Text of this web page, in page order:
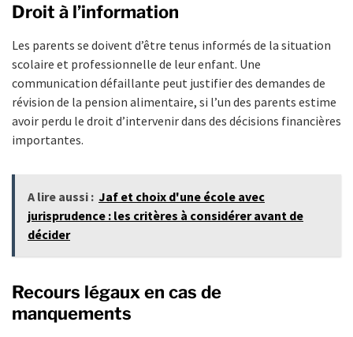
Droit à l’information
Les parents se doivent d’être tenus informés de la situation
scolaire et professionnelle de leur enfant. Une
communication défaillante peut justifier des demandes de
révision de la pension alimentaire, si l’un des parents estime
avoir perdu le droit d’intervenir dans des décisions financières
importantes.
A lire aussi : Jaf et choix d'une école avec
jurisprudence : les critères à considérer avant de
décider
Recours légaux en cas de
manquements